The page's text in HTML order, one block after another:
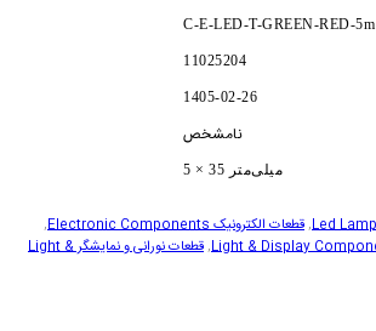
C-E-LED-T-GREEN-RED-5m
11025204
1405-02-26
نامشخص
5 × 35 میلی‌متر
,قطعات الکترونیک Electronic Components
,
,
قطعات نورانی و نمایشگر Light &